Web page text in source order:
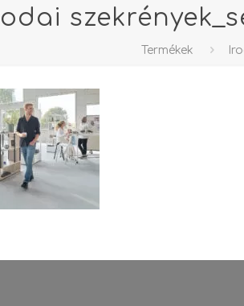
Termékek